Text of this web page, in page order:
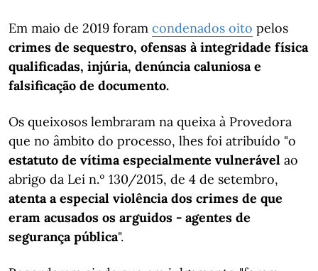
Em maio de 2019 foram condenados oito pelos
crimes de sequestro, ofensas à integridade física
qualificadas, injúria, denúncia caluniosa e
falsificação de documento.
Os queixosos lembraram na queixa à Provedora
que no âmbito do processo, lhes foi atribuído "o
estatuto de vítima especialmente vulnerável ao
abrigo da Lei n.º 130/2015, de 4 de setembro,
atenta a especial violência dos crimes de que
eram acusados os arguidos - agentes de
segurança pública".